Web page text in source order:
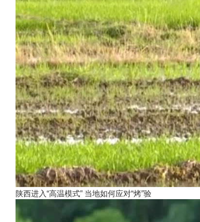
陕西进入“高温模式” 当地如何应对“烤”验